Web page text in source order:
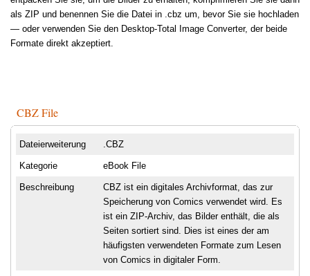
als ZIP und benennen Sie die Datei in .cbz um, bevor Sie sie hochladen
— oder verwenden Sie den Desktop-Total Image Converter, der beide
Formate direkt akzeptiert.
CBZ File
Dateierweiterung .CBZ
Kategorie eBook File
Beschreibung
CBZ ist ein digitales Archivformat, das zur
Speicherung von Comics verwendet wird. Es
ist ein ZIP-Archiv, das Bilder enthält, die als
Seiten sortiert sind. Dies ist eines der am
häufigsten verwendeten Formate zum Lesen
von Comics in digitaler Form.